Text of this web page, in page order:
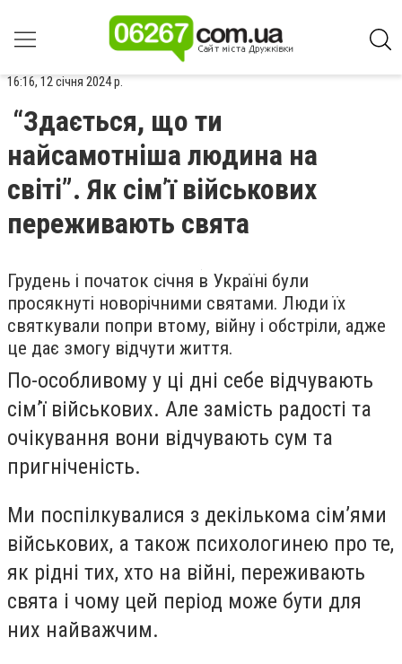
16:16, 12 січня 2024 р.
“Здається, що ти
найсамотніша людина на
світі”. Як сім’ї військових
переживають свята
Грудень і початок січня в Україні були
просякнуті новорічними святами. Люди їх
святкували попри втому, війну і обстріли, адже
це дає змогу відчути життя.
По-особливому у ці дні себе відчувають
сім’ї військових. Але замість радості та
очікування вони відчувають сум та
пригніченість.
Ми поспілкувалися з декількома сім’ями
військових, а також психологинею про те,
як рідні тих, хто на війні, переживають
свята і чому цей період може бути для
них найважчим.